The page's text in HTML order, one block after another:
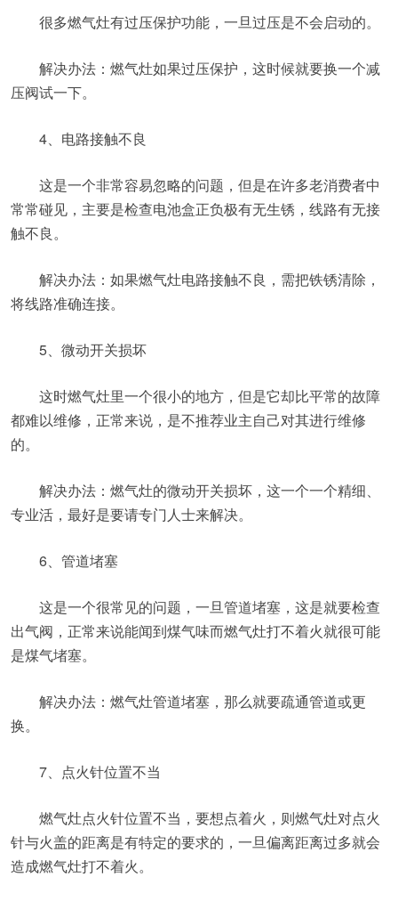
很多燃气灶有过压保护功能，一旦过压是不会启动的。
解决办法：燃气灶如果过压保护，这时候就要换一个减
压阀试一下。
4、电路接触不良
这是一个非常容易忽略的问题，但是在许多老消费者中
常常碰见，主要是检查电池盒正负极有无生锈，线路有无接
触不良。
解决办法：如果燃气灶电路接触不良，需把铁锈清除，
将线路准确连接。
5、微动开关损坏
这时燃气灶里一个很小的地方，但是它却比平常的故障
都难以维修，正常来说，是不推荐业主自己对其进行维修
的。
解决办法：燃气灶的微动开关损坏，这一个一个精细、
专业活，最好是要请专门人士来解决。
6、管道堵塞
这是一个很常见的问题，一旦管道堵塞，这是就要检查
出气阀，正常来说能闻到煤气味而燃气灶打不着火就很可能
是煤气堵塞。
解决办法：燃气灶管道堵塞，那么就要疏通管道或更
换。
7、点火针位置不当
燃气灶点火针位置不当，要想点着火，则燃气灶对点火
针与火盖的距离是有特定的要求的，一旦偏离距离过多就会
造成燃气灶打不着火。